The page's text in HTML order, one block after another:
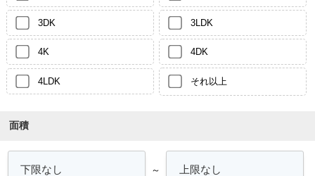
3DK 3LDK
4K 4DK
4LDK それ以上
面積
～